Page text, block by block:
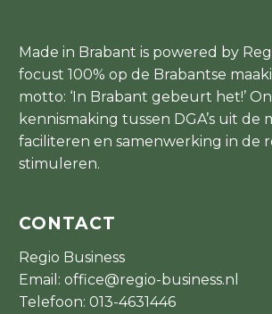
Made in Brabant is powered by
focust 100% op de Brabantse
motto: ‘In Brabant gebeurt het!’
kennismaking tussen DGA’s uit de
faciliteren en samenwerking in de
stimuleren.
CONTACT
Regio Business
Email: office@regio-business.nl
Telefoon: 013-4631446